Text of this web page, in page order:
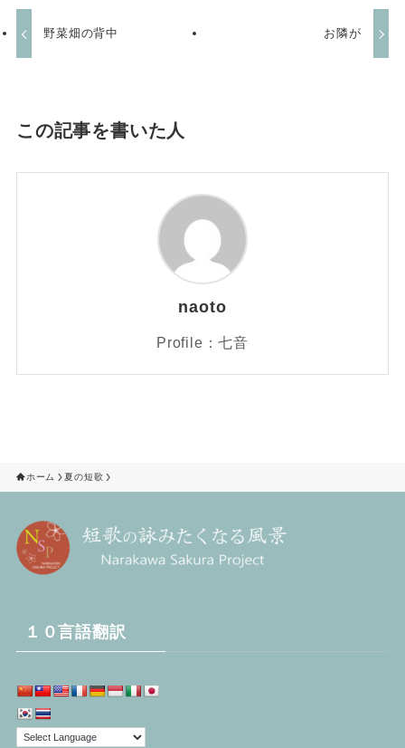
野菜畑の背中 お隣が
この記事を書いた人
naoto
Profile：七音
ホーム 夏の短歌
１０言語翻訳